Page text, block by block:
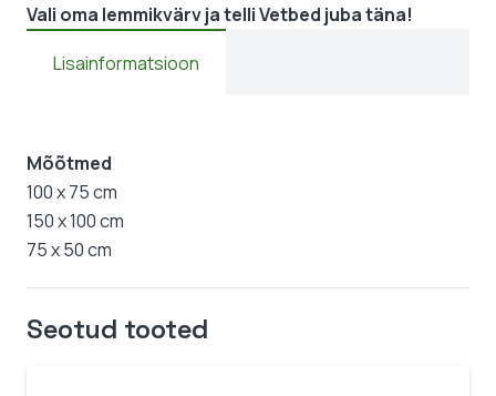
Vali oma lemmikvärv ja telli Vetbed juba täna!
Lisainformatsioon
Mõõtmed
100 x 75 cm
150 x 100 cm
75 x 50 cm
Seotud tooted